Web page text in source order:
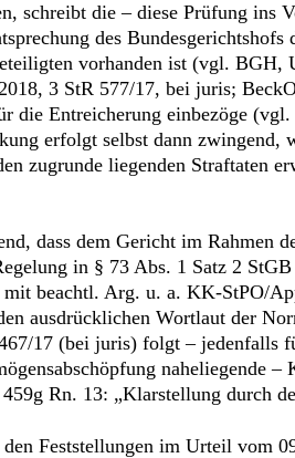
schreibt die – diese Prüfung ins
des
vorhanden ist (vgl.
3 StR 577/17, bei juris;
die Entreicherung einbezöge
erfolgt selbst dann
zugrunde liegenden
dass dem Gericht im Rahmen
in § 73 Abs. 1 Satz 2
beachtl. Arg. u. a. KK-StPO/
ausdrücklichen Wortlaut der
17 (bei juris) folgt –
naheliegende
Rn. 13: „Klarstellung durch
Feststellungen im Urteil vom